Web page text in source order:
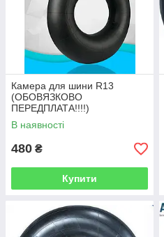
Камера для шини R13
(ОБОВЯЗКОВО
ПЕРЕДПЛАТА!!!!)
В наявності
480 ₴
Купити